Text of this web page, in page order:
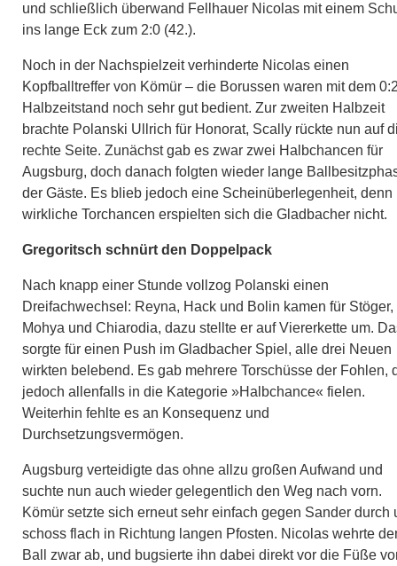
und schließlich überwand Fellhauer Nicolas mit einem
ins lange Eck zum 2:0 (42.).
Noch in der Nachspielzeit verhinderte Nicolas einen
Kopfballtreffer von Kömür – die Borussen waren mit dem
Halbzeitstand noch sehr gut bedient. Zur zweiten Halbzeit
brachte Polanski Ullrich für Honorat, Scally rückte nun auf
rechte Seite. Zunächst gab es zwar zwei Halbchancen für
Augsburg, doch danach folgten wieder lange
der Gäste. Es blieb jedoch eine Scheinüberlegenheit, denn
wirkliche Torchancen erspielten sich die Gladbacher nicht.
Gregoritsch schnürt den Doppelpack
Nach knapp einer Stunde vollzog Polanski einen
Dreifachwechsel: Reyna, Hack und Bolin kamen für Stöger,
Mohya und Chiarodia, dazu stellte er auf Viererkette um.
sorgte für einen Push im Gladbacher Spiel, alle drei Neuen
wirkten belebend. Es gab mehrere Torschüsse der Fohlen,
jedoch allenfalls in die Kategorie »Halbchance« fielen.
Weiterhin fehlte es an Konsequenz und
Durchsetzungsvermögen.
Augsburg verteidigte das ohne allzu großen Aufwand und
suchte nun auch wieder gelegentlich den Weg nach vorn.
Kömür setzte sich erneut sehr einfach gegen Sander durch
schoss flach in Richtung langen Pfosten. Nicolas wehrte
Ball zwar ab, und bugsierte ihn dabei direkt vor die Füße